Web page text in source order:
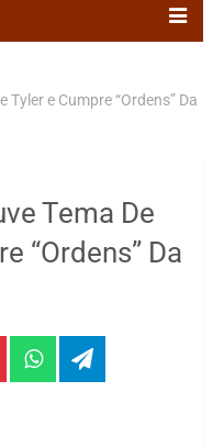
Tyler e Cumpre “Ordens” Da
Tema De
“Ordens” Da